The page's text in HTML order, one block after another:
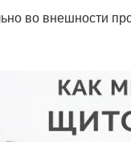
во внешности